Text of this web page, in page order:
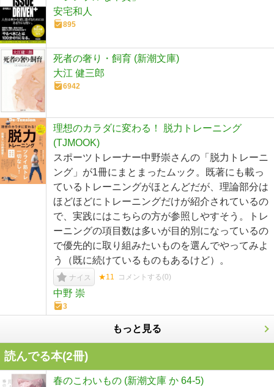
安宅和人
895
死者の奢り・飼育 (新潮文庫)
大江 健三郎
6942
理想のカラダに変わる！ 脱力トレーニング
(TJMOOK)
スポーツトレーナー中野崇さんの「脱力トレーニ
ング」が1冊にまとまったムック。既著にも載っ
ているトレーニングがほとんどだが、理論部分は
ほどほどにトレーニングだけが紹介されているの
で、実践にはこちらの方が参照しやすそう。トレ
ーニングの項目数は多いが目的別になっているの
で優先的に取り組みたいものを選んでやってみよ
う（既に続けているものもあるけど）。
ナイス ★11 コメントする(0)
中野 崇
3
もっと見る
読んでる本(2冊)
春のこわいもの (新潮文庫 か 64-5)